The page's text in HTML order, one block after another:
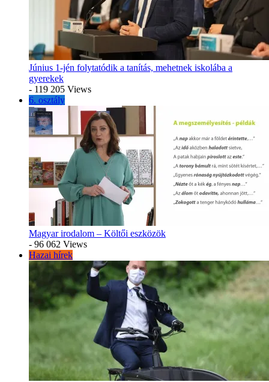
Június 1-jén folytatódik a tanítás, mehetnek iskolába a
gyerekek
- 119 205 Views
6. osztály
Magyar irodalom – Költői eszközök
- 96 062 Views
Hazai hírek